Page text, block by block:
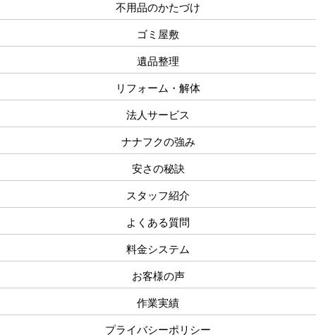
不用品のかたづけ
ゴミ屋敷
遺品整理
リフォーム・解体
法人サービス
ナナフクの強み
安さの秘訣
スタッフ紹介
よくある質問
料金システム
お客様の声
作業実績
プライバシーポリシー